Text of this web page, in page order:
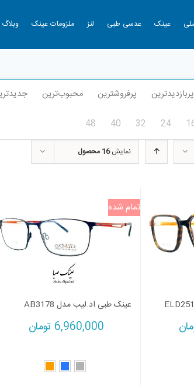
عینک عدسی طبی لنز ملزومات عینک وبلاگ
پربازدیدترین پرفروشترین محبوب‌ترین
24
32
40
48
نمایش16 محصول
تمام شده
عینک طبی اد.لیب مدل AB3178
6,960,000 تومان